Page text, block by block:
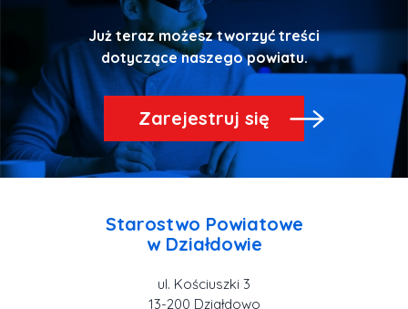
Już teraz możesz tworzyć treści
dotyczące naszego powiatu.
Zarejestruj się
Starostwo Powiatowe
ul. Kościuszki 3